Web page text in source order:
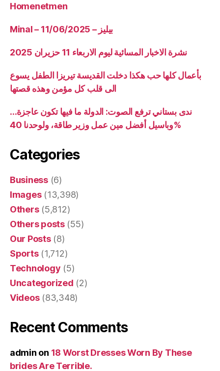
Homenetmen
Minal – 11/06/2025 – بيليز
نشرة الاخبار المسائية ليوم الاربعاء 11 حزيران 2025
بأعمال كلها حب هكذا دخلت القديسة تيريزا الطفل يسوع
الى قلب كل مؤمن وهذه قصتها
ندى بستاني ترفع الصوت: الدولة ما فيها تكون عاجزة…
وباسيل أفضل مين عمل وزير طاقة، ولوحدنا 40%
Categories
Business(6)
Images(13,398)
Others(5,812)
Others posts(55)
Our Posts(8)
Sports(1,712)
Technology (5)
Uncategorized (2)
Videos(83,348)
Recent Comments
admin on 18 Worst Dresses Worn By These
brides Are Terrible.